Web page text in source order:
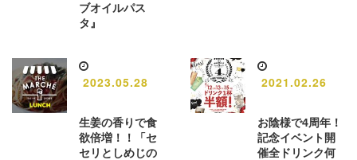
ブオイルパス
タ』
2023.05.28
生姜の香りで食
欲倍増！！「セ
セリとしめじの
2021.02.26
お陰様で4周年！
記念イベント開
催全ドリンク何